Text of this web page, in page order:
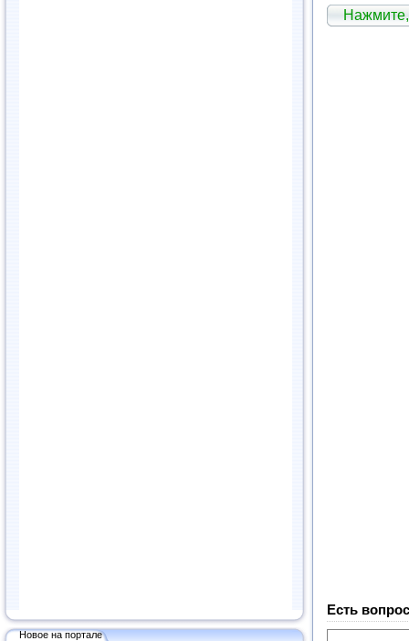
Новое на портале
Есть